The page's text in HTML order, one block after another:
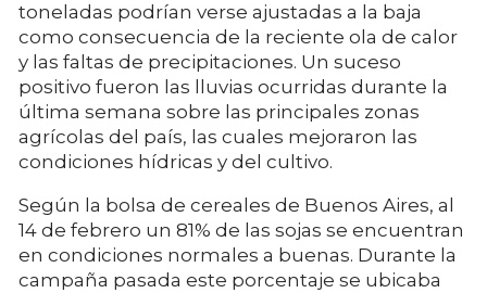
toneladas podrían verse ajustadas a la baja
como consecuencia de la reciente ola de calor
y las faltas de precipitaciones. Un suceso
positivo fueron las lluvias ocurridas durante la
última semana sobre las principales zonas
agrícolas del país, las cuales mejoraron las
condiciones hídricas y del cultivo.
Según la bolsa de cereales de Buenos Aires, al
14 de febrero un 81% de las sojas se encuentran
en condiciones normales a buenas. Durante la
campaña pasada este porcentaje se ubicaba